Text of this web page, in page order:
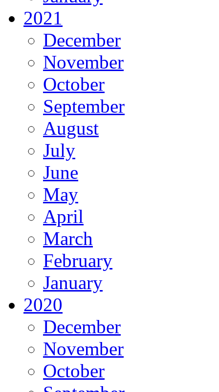
2021
December
November
October
September
August
July
June
May
April
March
February
January
2020
December
November
October